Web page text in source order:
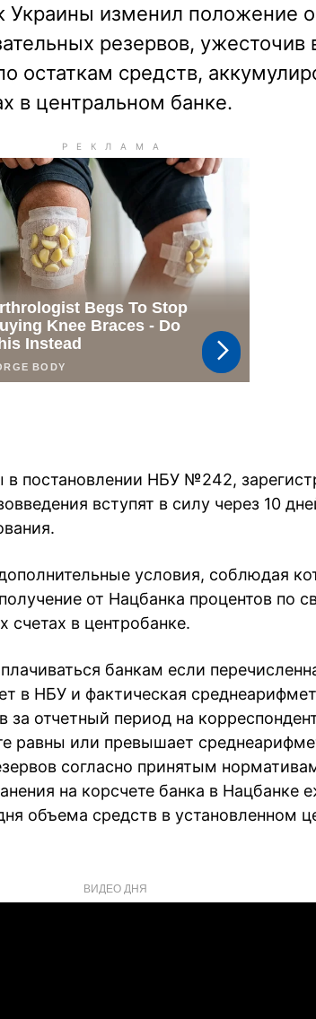
Украины изменил положение
резервов, ужесточив
остаткам средств,
в центральном банке.
в постановлении НБУ №242,
вступят в силу через 10
условия, соблюдая
от Нацбанка процентов по
счетах в центробанке.
банкам если
в НБУ и фактическая
за отчетный период на
равны или превышает
согласно принятым
на корсчете банка в Нацбанке
объема средств в установленном
ВИДЕО ДНЯ